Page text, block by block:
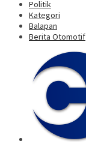
Politik
Kategori
Balapan
Berita Otomotif